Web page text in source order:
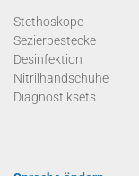
Stethoskope
Sezierbestecke
Desinfektion
Nitrilhandschuhe
Diagnostiksets